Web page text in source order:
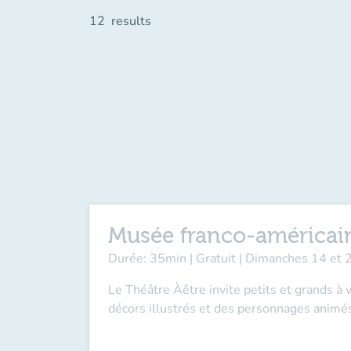
12 results
Musée franco-
Durée: 35min | Gratuit | Dimanches 14
Le Théâtre Àêtre invite petits et grands à
décors illustrés et des personnages